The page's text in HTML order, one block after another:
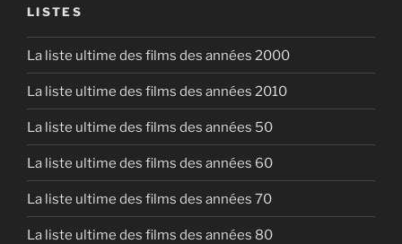
EMBED
LISTES
La liste ultime des films des années 2000
La liste ultime des films des années 2010
La liste ultime des films des années 50
La liste ultime des films des années 60
La liste ultime des films des années 70
La liste ultime des films des années 80